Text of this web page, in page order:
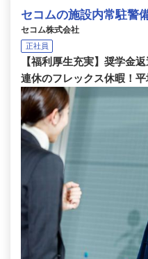
セコムの施設内常駐警
セコム株式会社
正社員
【福利厚生充実】奨学金
連休のフレックス休暇！平